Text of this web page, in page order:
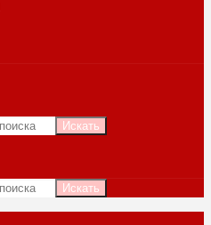
Искать
Искать